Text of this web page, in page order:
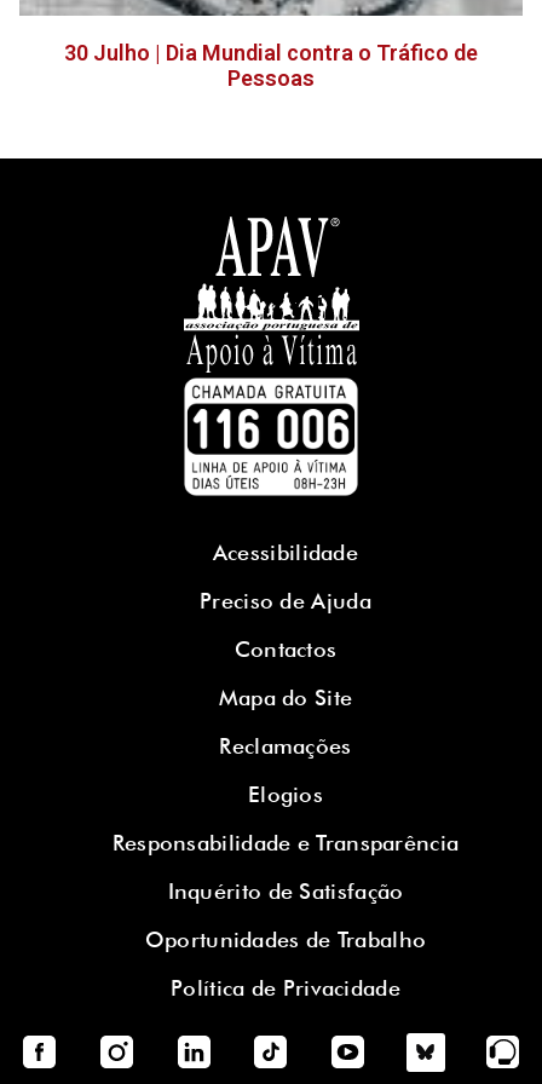
30 Julho | Dia Mundial contra o Tráfico de
Pessoas
Acessibilidade
Preciso de Ajuda
Contactos
Mapa do Site
Reclamações
Elogios
Responsabilidade e Transparência
Inquérito de Satisfação
Oportunidades de Trabalho
Política de Privacidade